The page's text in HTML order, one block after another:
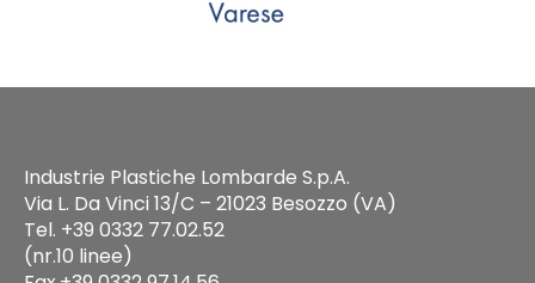
Industrie Plastiche Lombarde S.p.A.
Via L. Da Vinci 13/C – 21023 Besozzo (VA)
Tel. +39 0332 77.02.52
(nr.10 linee)